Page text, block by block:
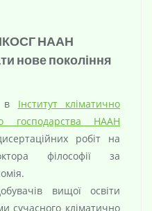
ІКОСГ НААН
нове покоління
в Інститут кліматично
господарства НААН
робіт на
філософії за
вищої освіти
сучасного кліматично